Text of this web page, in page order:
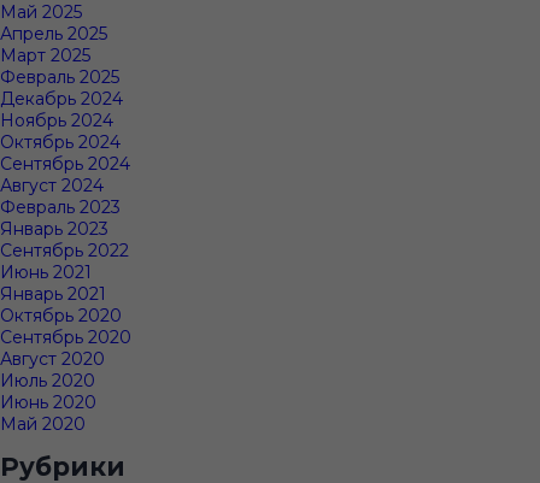
Май 2025
Апрель 2025
Март 2025
Февраль 2025
Декабрь 2024
Ноябрь 2024
Октябрь 2024
Сентябрь 2024
Август 2024
Февраль 2023
Январь 2023
Сентябрь 2022
Июнь 2021
Январь 2021
Октябрь 2020
Сентябрь 2020
Август 2020
Июль 2020
Июнь 2020
Май 2020
Рубрики